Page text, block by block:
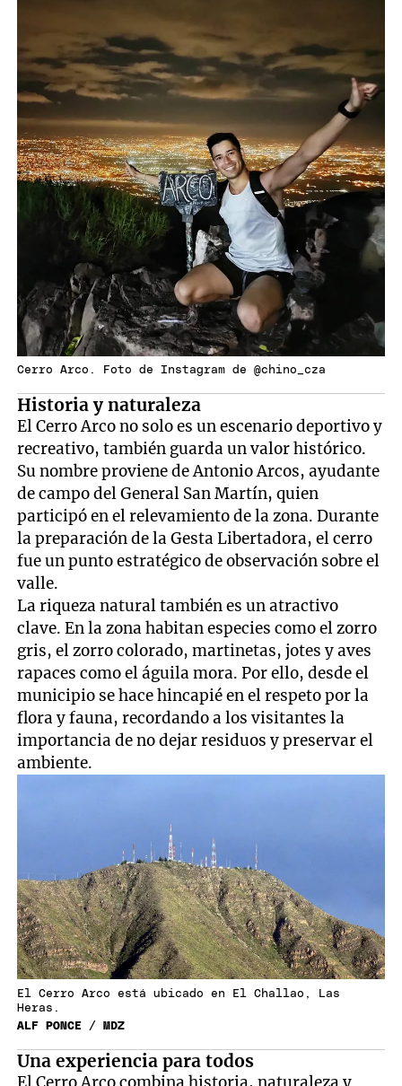
Cerro Arco. Foto de Instagram de @chino_cza
Historia y naturaleza
El Cerro Arco no solo es un escenario deportivo y
recreativo, también guarda un valor histórico.
Su nombre proviene de Antonio Arcos, ayudante
de campo del General San Martín, quien
participó en el relevamiento de la zona. Durante
la preparación de la Gesta Libertadora, el cerro
fue un punto estratégico de observación sobre el
valle.
La riqueza natural también es un atractivo
clave. En la zona habitan especies como el zorro
gris, el zorro colorado, martinetas, jotes y aves
rapaces como el águila mora. Por ello, desde el
municipio se hace hincapié en el respeto por la
flora y fauna, recordando a los visitantes la
importancia de no dejar residuos y preservar el
ambiente.
El Cerro Arco está ubicado en El Challao, Las
Heras.
ALF PONCE / MDZ
Una experiencia para todos